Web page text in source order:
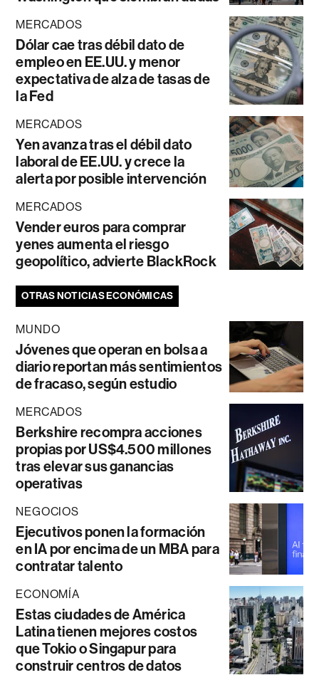
MERCADOS
Dólar cae tras débil dato de
empleo en EE.UU. y menor
expectativa de alza de tasas de
la Fed
MERCADOS
Yen avanza tras el débil dato
laboral de EE.UU. y crece la
alerta por posible intervención
MERCADOS
Vender euros para comprar
yenes aumenta el riesgo
geopolítico, advierte BlackRock
OTRAS NOTICIAS ECONÓMICAS
MUNDO
Jóvenes que operan en bolsa a
diario reportan más sentimientos
de fracaso, según estudio
MERCADOS
Berkshire recompra acciones
propias por US$4.500 millones
tras elevar sus ganancias
operativas
NEGOCIOS
Ejecutivos ponen la formación
en IA por encima de un MBA para
contratar talento
ECONOMÍA
Estas ciudades de América
Latina tienen mejores costos
que Tokio o Singapur para
construir centros de datos